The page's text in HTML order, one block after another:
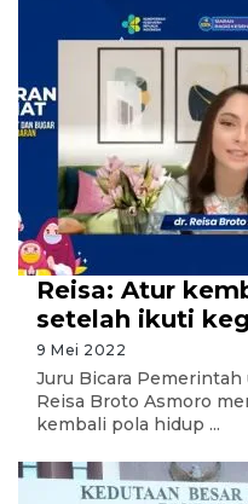
Reisa: Atur
setelah ikuti
9 Mei 2022
Juru Bicara
Reisa Broto Asmoro
kembali pola hidup ...